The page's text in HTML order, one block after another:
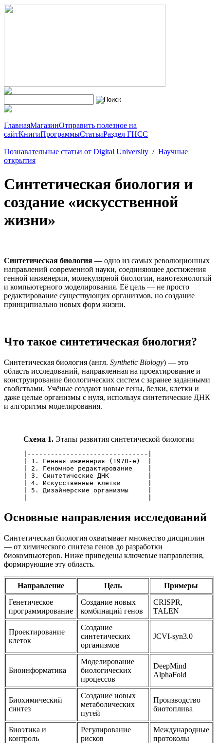
ГлавнаяМагазинОтправить полезное на
сайтКнигиПрограммыСтатьиРаздел ГНСС
Познавательные статьи от Digital University / Научные
открытия
Синтетическая биология и
создание «искусственной
жизни»
Синтетическая биология — одно из самых революционных
направлений современной науки, соединяющее достижения
генной инженерии, молекулярной биологии, нанотехнологий
и компьютерного моделирования. Её цель — не просто
редактирование существующих организмов, но создание
принципиально новых форм жизни.
Что такое синтетическая биология?
Синтетическая биология (англ. Synthetic Biology) — это
область исследований, направленная на проектирование и
конструирование биологических систем с заранее заданными
свойствами. Учёные создают новые гены, белки, клетки и
даже целые организмы с нуля, используя синтетические ДНК
и алгоритмы моделирования.
Схема 1. Этапы развития синтетической биологии
|-------------------------------|
| 1. Генная инженерия (1970-е)  |
| 2. Геномное редактирование    |
| 3. Синтетические ДНК          |
| 4. Искусственные клетки       |
| 5. Дизайнерские организмы     |
Основные направления исследований
Синтетическая биология охватывает множество дисциплин
— от химического синтеза генов до разработки
биокомпьютеров. Ниже приведены ключевые направления,
формирующие эту область.
Направление Цель
Примеры
Генетическое
программирование
Создание новых
комбинаций генов
CRISPR,
TALEN
Проектирование
клеток
Создание
синтетических
организмов
JCVI-syn3.0
Биоинформатика
Моделирование
биологических
процессов
DeepMind
AlphaFold
Биохимический
синтез
Создание новых
метаболических
путей
Производство
биотоплива
Биоэтика и
контроль
Регулирование
рисков
Международные
протоколы